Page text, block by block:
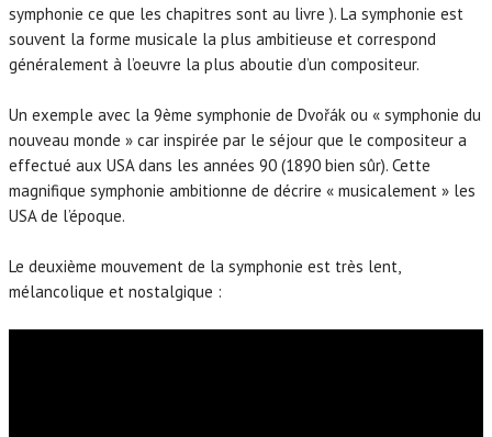
symphonie ce que les chapitres sont au livre ). La symphonie est
souvent la forme musicale la plus ambitieuse et correspond
généralement à l’oeuvre la plus aboutie d’un compositeur.
Un exemple avec la 9ème symphonie de Dvořák ou « symphonie du
nouveau monde » car inspirée par le séjour que le compositeur a
effectué aux USA dans les années 90 (1890 bien sûr). Cette
magnifique symphonie ambitionne de décrire « musicalement » les
USA de l’époque.
Le deuxième mouvement de la symphonie est très lent,
mélancolique et nostalgique :